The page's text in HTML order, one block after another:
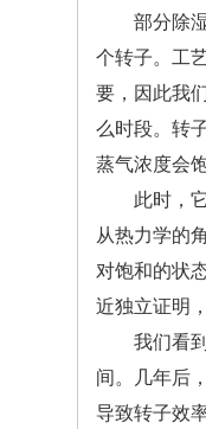
部分除湿
个转子。工
要，因此我
么时段。转
蒸气浓度会
此时，它
从热力学的
对饱和的状
近独立证明
我们看到
间。几年后
导致转子效